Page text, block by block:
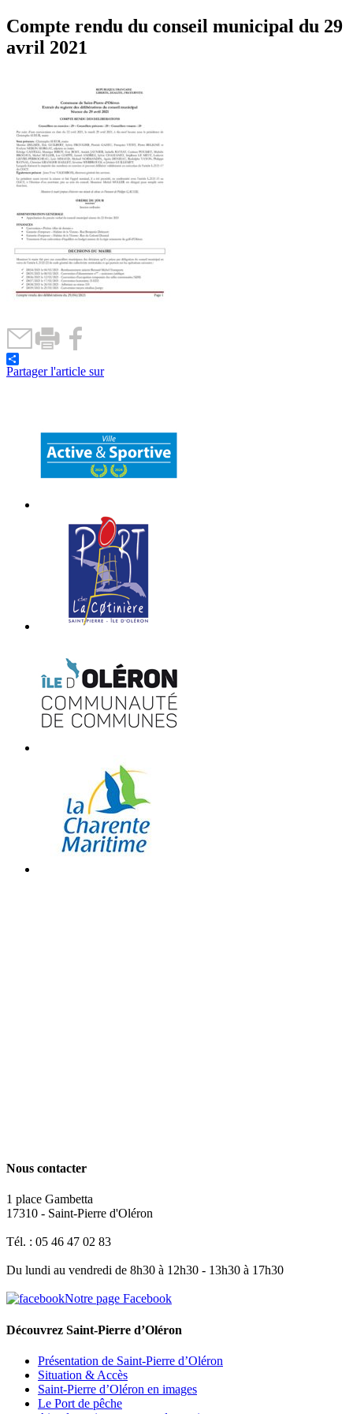
Compte rendu du conseil municipal du 29
avril 2021
Partager l'article sur
Nous contacter
1 place Gambetta
17310 - Saint-Pierre d'Oléron
Tél. : 05 46 47 02 83
Du lundi au vendredi de 8h30 à 12h30 - 13h30 à 17h30
Notre page Facebook
Découvrez Saint-Pierre d’Oléron
Présentation de Saint-Pierre d’Oléron
Situation & Accès
Saint-Pierre d’Oléron en images
Le Port de pêche